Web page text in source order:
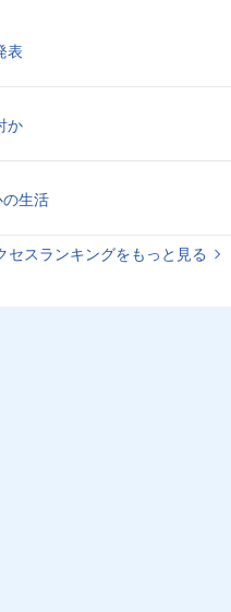
表
か
生活
セスランキングをもっと見る